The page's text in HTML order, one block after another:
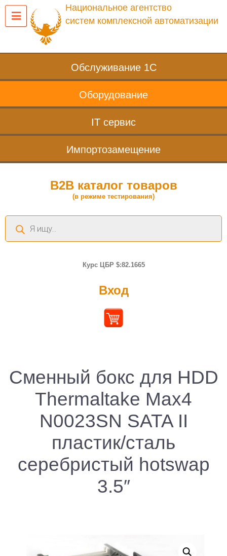
Национальное агентство
систем комплексной автоматизации
Обслуживание 1С
Оборудование
IT сервис
Импортозамещение
B2B каталог товаров
(в режиме тестирования)
Поиск
товаров
Курс ЦБР $:82.1665
Вход
Сменный бокс для HDD
Thermaltake Max4
N0023SN SATA II
пластик/сталь
серебристый hotswap
3.5″